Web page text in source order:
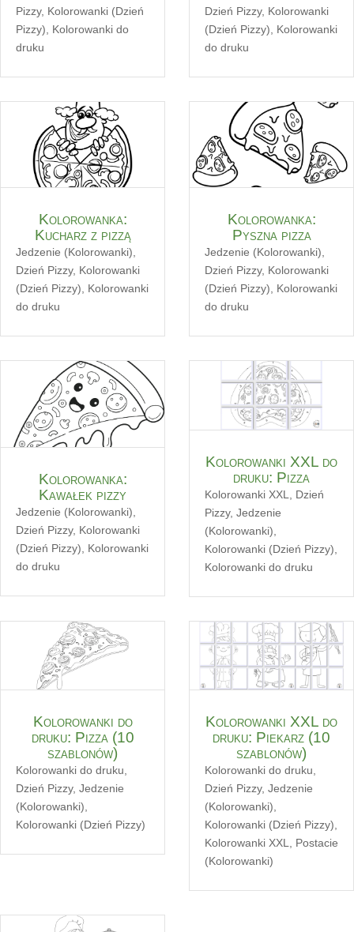
Pizzy, Kolorowanki (Dzień
Pizzy)
Kolorowanki do
druku
Dzień Pizzy, Kolorowanki
(Dzień Pizzy)
Kolorowanki
do druku
Kolorowanka:
Kucharz z pizzą
Jedzenie (Kolorowanki),
Dzień Pizzy, Kolorowanki
(Dzień Pizzy), Kolorowanki
do druku
Kolorowanka:
Pyszna pizza
Jedzenie (Kolorowanki),
Dzień Pizzy, Kolorowanki
(Dzień Pizzy), Kolorowanki
do druku
Kolorowanka:
Kawałek pizzy
Jedzenie (Kolorowanki)
Dzień Pizzy, Kolorowanki
(Dzień Pizzy)
Kolorowanki
do druku
Kolorowanki XXL do
druku: Pizza
Kolorowanki XXL
Dzień
Pizzy, Jedzenie
(Kolorowanki)
Kolorowanki (Dzień Pizzy)
Kolorowanki do druku
Kolorowanki do
druku: Pizza (10
szablonów)
Kolorowanki do druku
Dzień Pizzy, Jedzenie
(Kolorowanki)
Kolorowanki (Dzień Pizzy)
Kolorowanki XXL do
druku: Piekarz (10
szablonów)
Kolorowanki do druku
Dzień Pizzy, Jedzenie
(Kolorowanki)
Kolorowanki (Dzień Pizzy)
Kolorowanki XXL
Postacie
(Kolorowanki)